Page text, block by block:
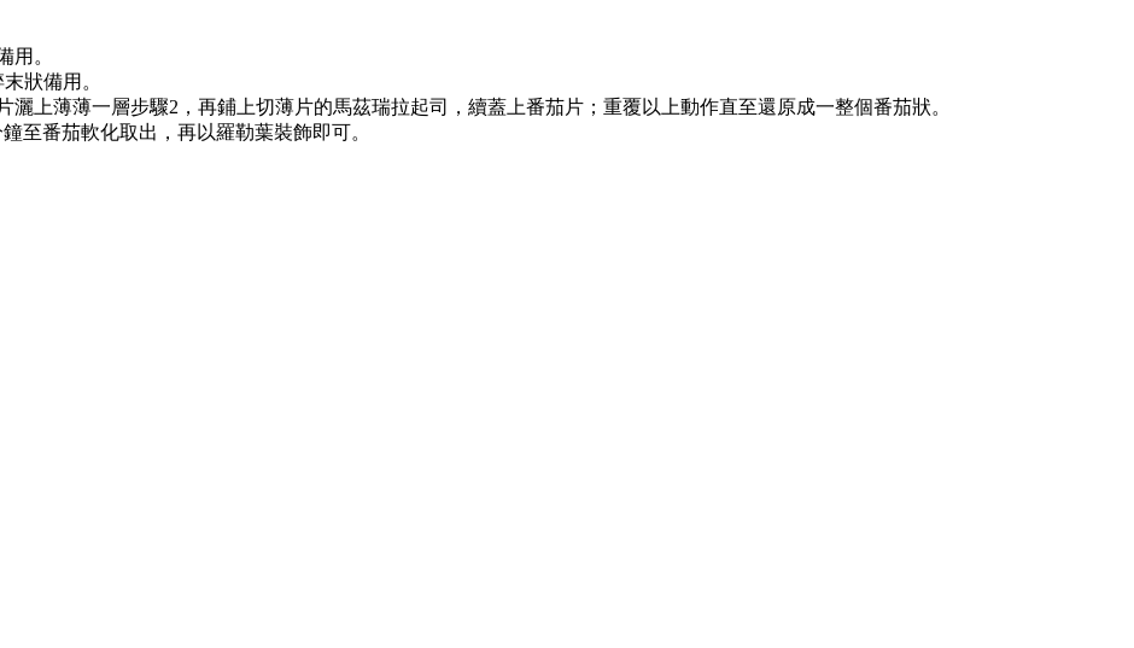
用。
狀備用。
上薄薄一層步驟2，再鋪上切薄片的馬茲瑞拉起司，續蓋上番茄片；重覆以上動作直至還原成一整個番茄狀。
至番茄軟化取出，再以羅勒葉裝飾即可。